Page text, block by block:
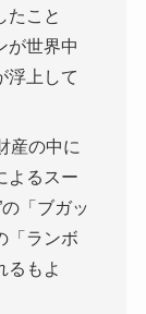
たこと
が世界中
浮上して
産の中に
よるスー
「ブガッ
「ランボ
るもよ